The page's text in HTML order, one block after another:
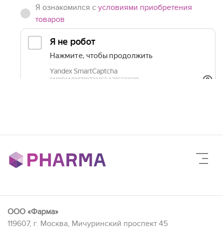
Я ознакомился с условиями приобретения
товаров
ООО «Фарма»
119607, г. Москва, Мичуринский проспект 45